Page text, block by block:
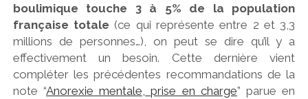
boulimique touche 3 à 5% de la population
française totale (ce qui représente entre 2 et 3,3
millions de personnes…), on peut se dire qu’il y a
effectivement un besoin. Cette dernière vient
compléter les précédentes recommandations de la
note “Anorexie mentale, prise en charge” parue en